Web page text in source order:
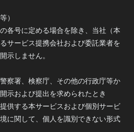
）
各号に定める場合を除き、当社（本
サービス提携会社および委託業者を
示しません。
察署、検察庁、その他の行政庁等か
示および提出を求められたとき
供する本サービスおよび個別サービ
に関して、個人を識別できない形式